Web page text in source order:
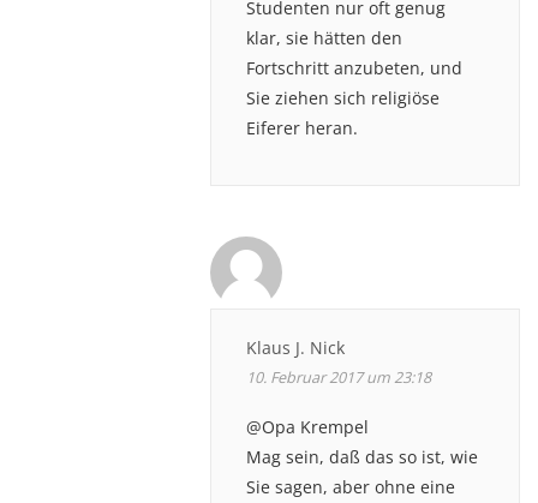
Studenten nur oft genug
klar, sie hätten den
Fortschritt anzubeten, und
Sie ziehen sich religiöse
Eiferer heran.
Klaus J. Nick
10. Februar 2017 um 23:18
@Opa Krempel
Mag sein, daß das so ist, wie
Sie sagen, aber ohne eine